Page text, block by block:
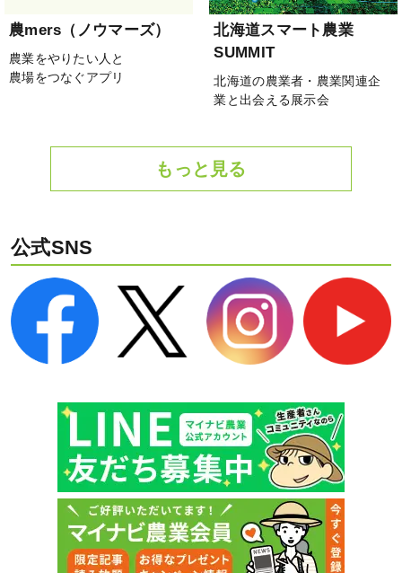
農mers（ノウマーズ）
農業をやりたい人と
農場をつなぐアプリ
北海道スマート農業
SUMMIT
北海道の農業者・農業関連企
業と出会える展示会
もっと見る
公式SNS